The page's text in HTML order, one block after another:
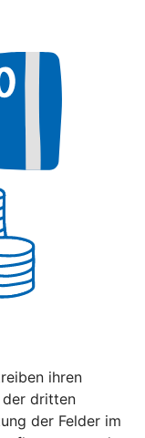
ihren
dritten
der Felder im